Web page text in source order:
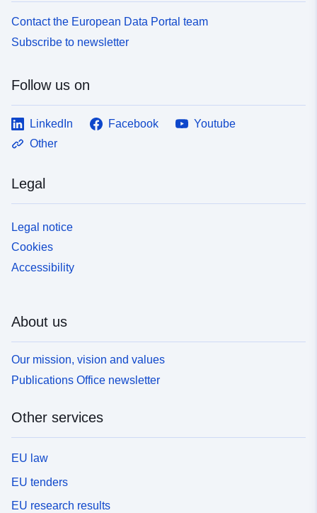
Contact the European Data Portal team
Subscribe to newsletter
Follow us on
LinkedIn Facebook
Youtube
Other
Legal
Legal notice
Cookies
Accessibility
About us
Our mission, vision and values
Publications Office newsletter
Other services
EU law
EU tenders
EU research results